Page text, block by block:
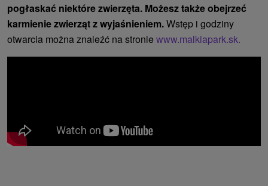
pogłaskać niektóre zwierzęta. Możesz także obejrzeć
karmienie zwierząt z wyjaśnieniem.Wstęp i godziny
otwarcia można znaleźć na stronie www.malkiapark.sk.